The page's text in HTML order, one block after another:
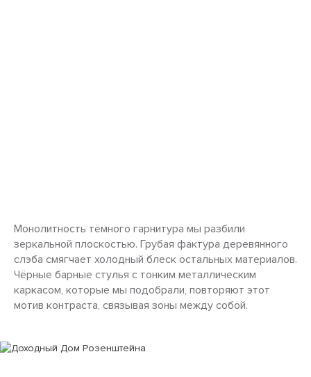
Монолитность тёмного гарнитура мы разбили
зеркальной плоскостью. Грубая фактура деревянного
слэба смягчает холодный блеск остальных материалов.
Чёрные барные стулья с тонким металлическим
каркасом, которые мы подобрали, повторяют этот
мотив контраста, связывая зоны между собой.